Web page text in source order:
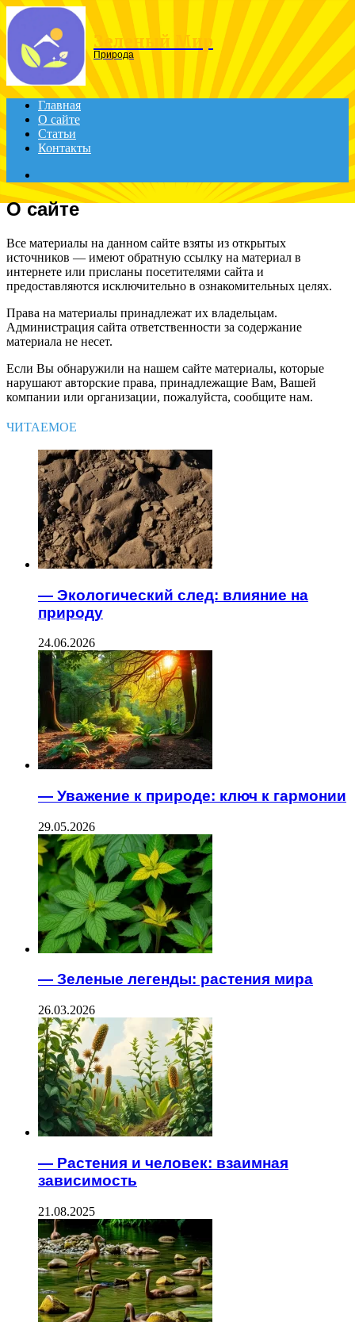
Menu
Зеленый Мир
Природа
Главная
О сайте
Статьи
Контакты
for
О сайте
Все материалы на данном сайте взяты из открытых
источников — имеют обратную ссылку на материал в
интернете или присланы посетителями сайта и
предоставляются исключительно в ознакомительных целях.
Права на материалы принадлежат их владельцам.
Администрация сайта ответственности за содержание
материала не несет.
Если Вы обнаружили на нашем сайте материалы, которые
нарушают авторские права, принадлежащие Вам, Вашей
компании или организации, пожалуйста, сообщите нам.
ЧИТАЕМОЕ
— Экологический след: влияние на
природу
24.06.2026
— Уважение к природе: ключ к гармонии
29.05.2026
— Зеленые легенды: растения мира
26.03.2026
— Растения и человек: взаимная
зависимость
21.08.2025